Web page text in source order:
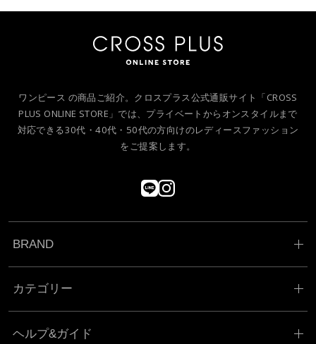
ワンピース の商品ご紹介。クロスプラス公式通販サイト「CROSS
PLUS ONLINE STORE」では、プライベートからオンスタイルまで
対応できる30代・40代・50代の方向けのレディースファッション
をご提案します。
BRAND
カテゴリー
ヘルプ&ガイド